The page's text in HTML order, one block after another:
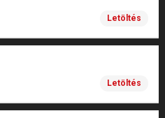
Letöltés
Letöltés